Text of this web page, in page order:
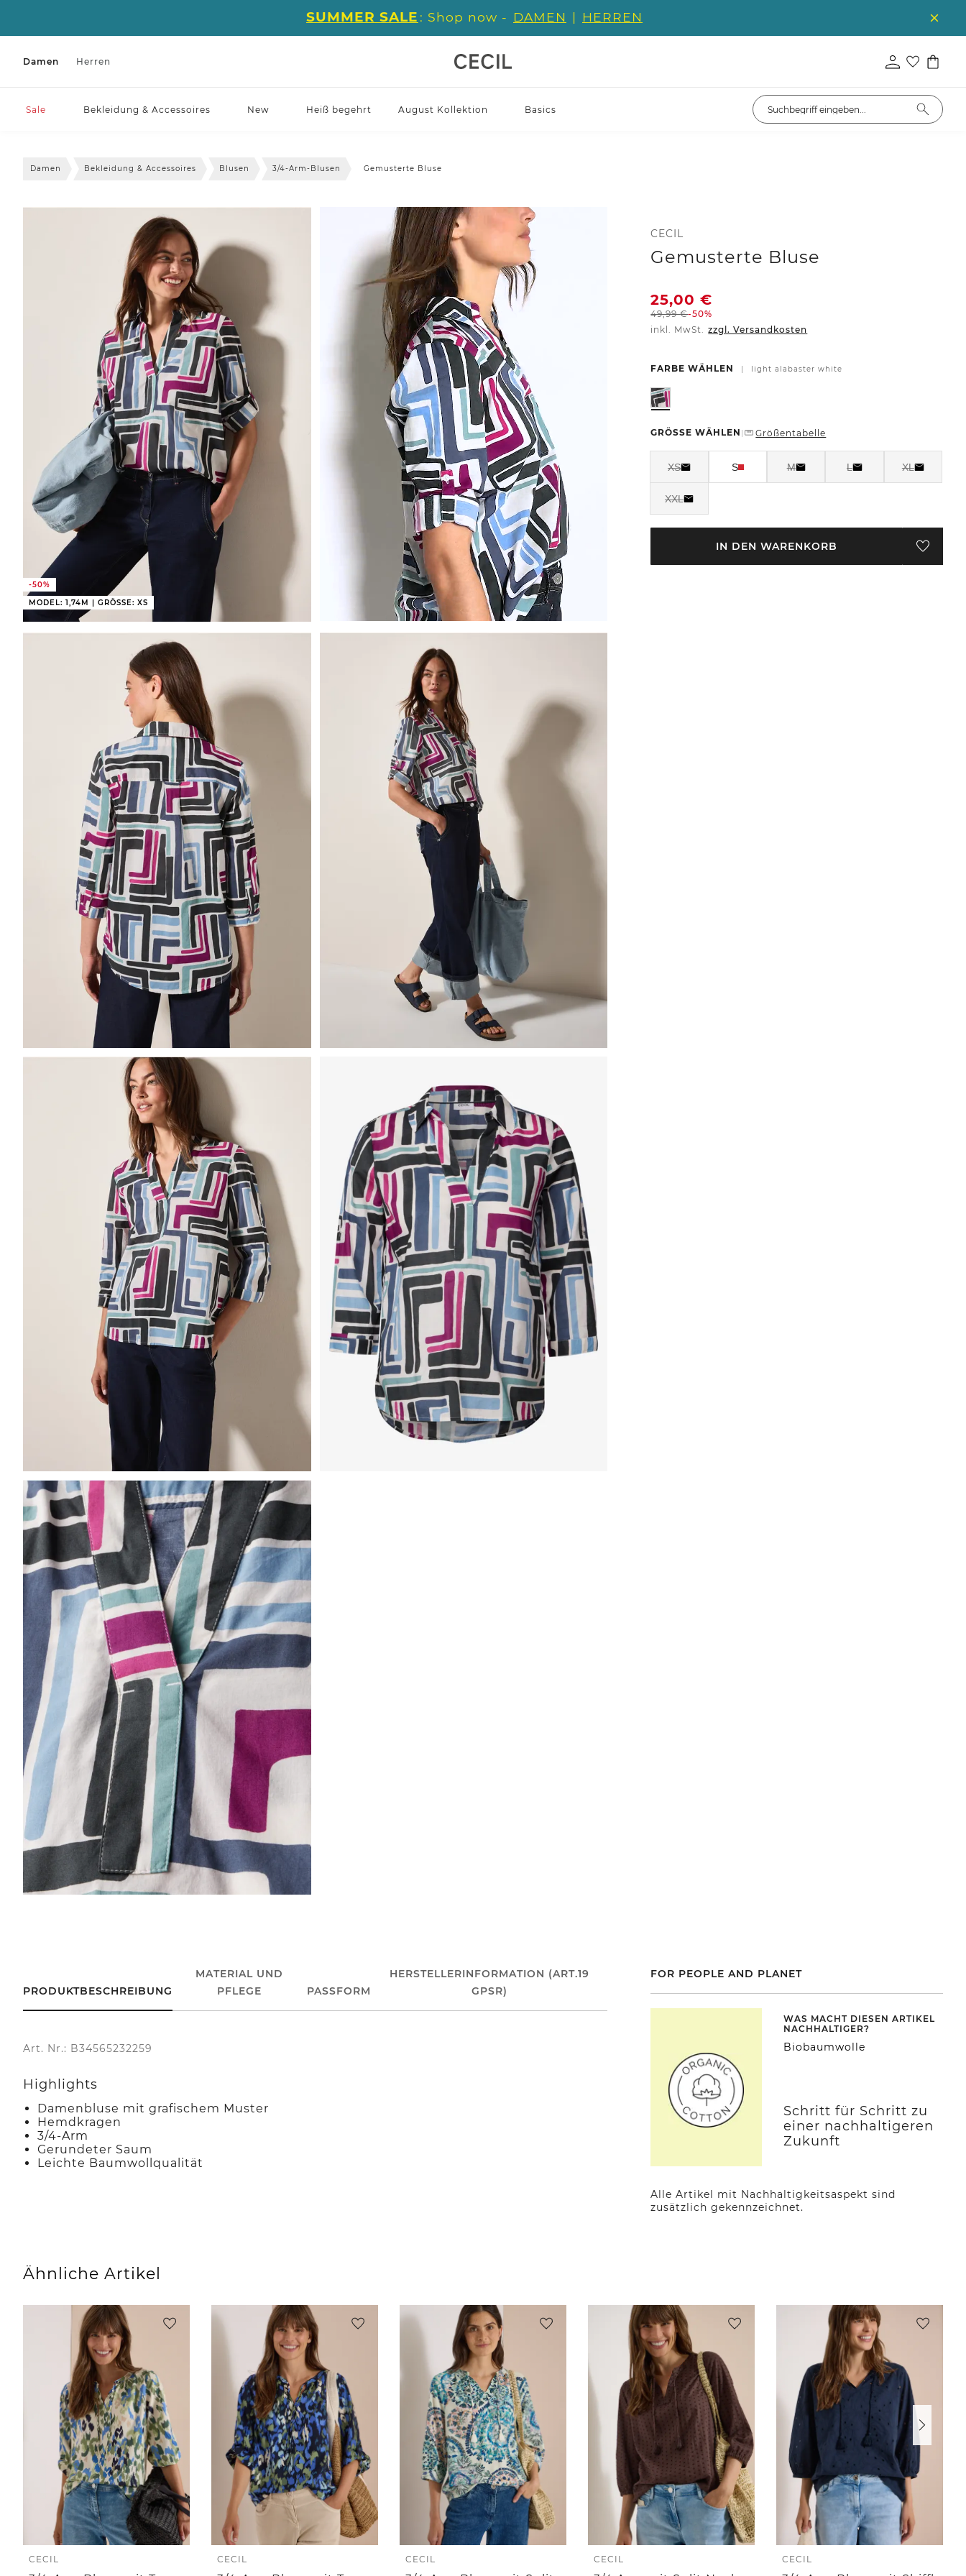
SUMMER SALE : Shop now - DAMEN | HERREN
Damen Herren
Sale Bekleidung & Accessoires New Heiß begehrt August Kollektion Basics
Damen Bekleidung & Accessoires Blusen 3/4-Arm-Blusen Gemusterte Bluse
-50%
MODEL: 1,74M | GRÖSSE: XS
CECIL
Gemusterte Bluse
25,00€
49,99€-50%
inkl. MwSt. zzgl. Versandkosten
FARBE WÄHLEN | light alabaster white
GRÖSSE WÄHLEN | Größentabelle
XS S M L XL
XXL
IN DEN WARENKORB
PRODUKTBESCHREIBUNG
MATERIAL UND
PFLEGE
PASSFORM
HERSTELLERINFORMATION (ART.19
GPSR)
Art. Nr.: B34565232259
Highlights
Damenbluse mit grafischem Muster
Hemdkragen
3/4-Arm
Gerundeter Saum
Leichte Baumwollqualität
FOR PEOPLE AND PLANET
WAS MACHT DIESEN ARTIKEL
NACHHALTIGER?
Biobaumwolle
Schritt für Schritt zu
einer nachhaltigeren
Zukunft
Alle Artikel mit Nachhaltigkeitsaspekt sind
zusätzlich gekennzeichnet.
Ähnliche Artikel
CECIL CECIL CECIL CECIL CECIL